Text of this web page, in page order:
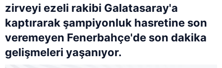
zirveyi ezeli rakibi Galatasaray'a
kaptırarak şampiyonluk hasretine son
veremeyen Fenerbahçe'de son dakika
gelişmeleri yaşanıyor.